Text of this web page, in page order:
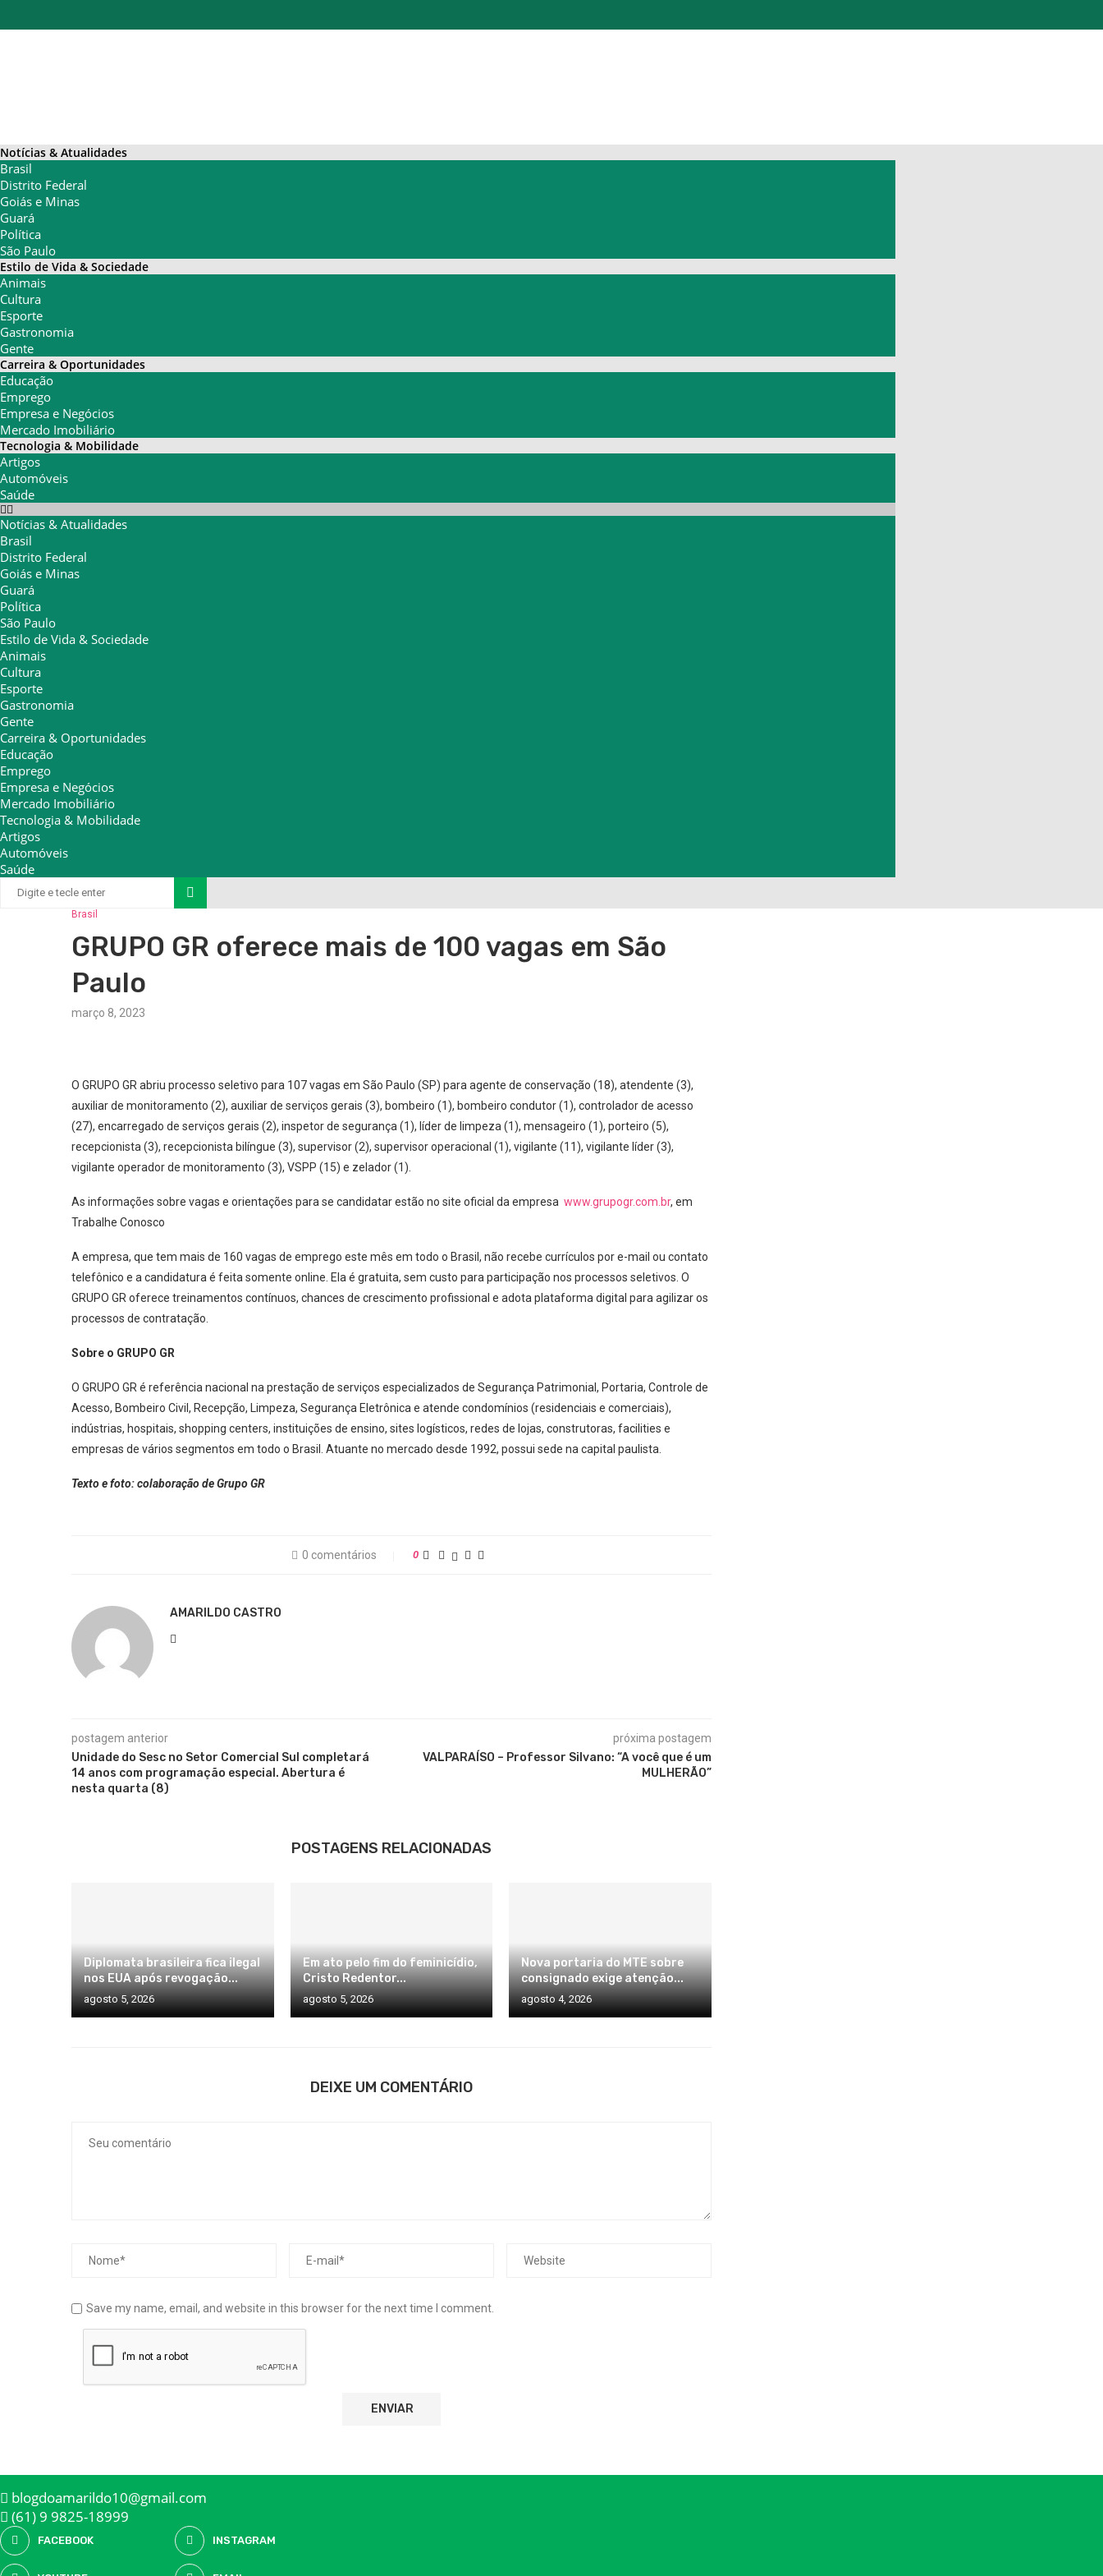
Notícias & Atualidades
Brasil
Distrito Federal
Goiás e Minas
Guará
Política
São Paulo
Estilo de Vida & Sociedade
Animais
Cultura
Esporte
Gastronomia
Gente
Carreira & Oportunidades
Educação
Emprego
Empresa e Negócios
Mercado Imobiliário
Tecnologia & Mobilidade
Artigos
Automóveis
Saúde
Notícias & Atualidades
Brasil
Distrito Federal
Goiás e Minas
Guará
Política
São Paulo
Estilo de Vida & Sociedade
Animais
Cultura
Esporte
Gastronomia
Gente
Carreira & Oportunidades
Educação
Emprego
Empresa e Negócios
Mercado Imobiliário
Tecnologia & Mobilidade
Artigos
Automóveis
Saúde
Brasil
GRUPO GR oferece mais de 100 vagas em São
Paulo
março 8, 2023
O GRUPO GR abriu processo seletivo para 107 vagas em São Paulo (SP) para agente de conservação (18), atendente (3),
auxiliar de monitoramento (2), auxiliar de serviços gerais (3), bombeiro (1), bombeiro condutor (1), controlador de acesso
(27), encarregado de serviços gerais (2), inspetor de segurança (1), líder de limpeza (1), mensageiro (1), porteiro (5),
recepcionista (3), recepcionista bilíngue (3), supervisor (2), supervisor operacional (1), vigilante (11), vigilante líder (3),
vigilante operador de monitoramento (3), VSPP (15) e zelador (1).
As informações sobre vagas e orientações para se candidatar estão no site oficial da empresa www.grupogr.com.br, em
Trabalhe Conosco
A empresa, que tem mais de 160 vagas de emprego este mês em todo o Brasil, não recebe currículos por e-mail ou contato
telefônico e a candidatura é feita somente online. Ela é gratuita, sem custo para participação nos processos seletivos. O
GRUPO GR oferece treinamentos contínuos, chances de crescimento profissional e adota plataforma digital para agilizar os
processos de contratação.
Sobre o GRUPO GR
O GRUPO GR é referência nacional na prestação de serviços especializados de Segurança Patrimonial, Portaria, Controle de
Acesso, Bombeiro Civil, Recepção, Limpeza, Segurança Eletrônica e atende condomínios (residenciais e comerciais),
indústrias, hospitais, shopping centers, instituições de ensino, sites logísticos, redes de lojas, construtoras, facilities e
empresas de vários segmentos em todo o Brasil. Atuante no mercado desde 1992, possui sede na capital paulista.
Texto e foto: colaboração de Grupo GR
0 comentários 0
AMARILDO CASTRO
postagem anterior
Unidade do Sesc no Setor Comercial Sul completará
14 anos com programação especial. Abertura é
nesta quarta (8)
próxima postagem
VALPARAÍSO – Professor Silvano: “A você que é um
MULHERÃO”
POSTAGENS RELACIONADAS
Diplomata brasileira fica ilegal
nos EUA após revogação...
agosto 5, 2026
Em ato pelo fim do feminicídio,
Cristo Redentor...
agosto 5, 2026
Nova portaria do MTE sobre
consignado exige atenção...
agosto 4, 2026
DEIXE UM COMENTÁRIO
Save my name, email, and website in this browser for the next time I comment.
blogdoamarildo10@gmail.com
(61) 9 9825-18999
FACEBOOK INSTAGRAM